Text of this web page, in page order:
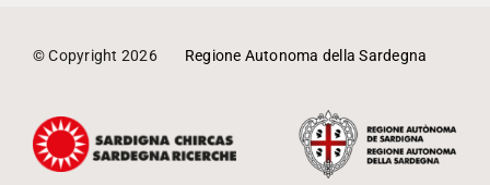
© Copyright 2026 Regione Autonoma della Sardegna